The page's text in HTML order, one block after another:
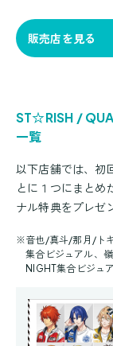
販売店を見る
ST☆RISH /
一覧
以下店舗では、初
とに１つにまとめ
ナル特典をプレゼ
※音也/真斗/那月/ト
集合ビジュアル、
NIGHT集合ビジュ